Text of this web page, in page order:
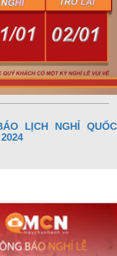
LỊCH NGHỈ QUỐC